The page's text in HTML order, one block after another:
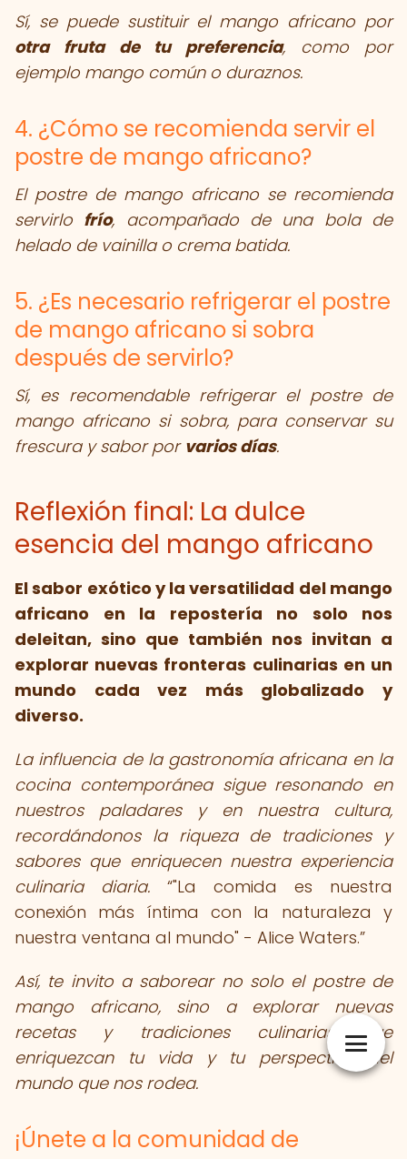
Sí, se puede sustituir el mango africano por
otra fruta de tu preferencia, como por
ejemplo mango común o duraznos.
4. ¿Cómo se recomienda servir el
postre de mango africano?
El postre de mango africano se recomienda
servirlo frío, acompañado de una bola de
helado de vainilla o crema batida.
5. ¿Es necesario refrigerar el postre
de mango africano si sobra
después de servirlo?
Sí, es recomendable refrigerar el postre de
mango africano si sobra, para conservar su
frescura y sabor por varios días.
Reflexión final: La dulce
esencia del mango africano
El sabor exótico y la versatilidad del mango
africano en la repostería no solo nos
deleitan, sino que también nos invitan a
explorar nuevas fronteras culinarias en un
mundo cada vez más globalizado y
diverso.
La influencia de la gastronomía africana en la
cocina contemporánea sigue resonando en
nuestros paladares y en nuestra cultura,
recordándonos la riqueza de tradiciones y
sabores que enriquecen nuestra experiencia
culinaria diaria.
"La comida es nuestra
conexión más íntima con la naturaleza y
nuestra ventana al mundo" - Alice Waters.
Así, te invito a saborear no solo el postre de
mango africano, sino a explorar nuevas
recetas y tradiciones culinarias que
enriquezcan tu vida y tu perspectiva del
mundo que nos rodea.
¡Únete a la comunidad de